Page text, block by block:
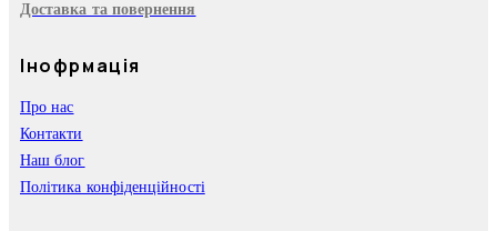
Доставка та повернення
Інофрмація
Про нас
Контакти
Наш блог
Політика конфіденційності